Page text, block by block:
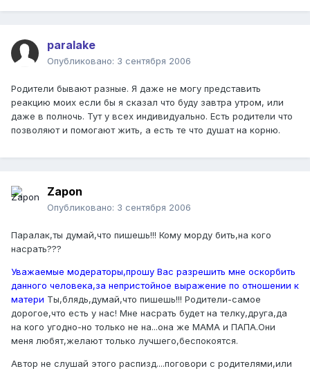
paralake
Опубликовано: 3 сентября 2006
Родители бывают разные. Я даже не могу представить
реакцию моих если бы я сказал что буду завтра утром, или
даже в полночь. Тут у всех индивидуально. Есть родители что
позволяют и помогают жить, а есть те что душат на корню.
Zapon
Опубликовано: 3 сентября 2006
Паралак,ты думай,что пишешь!!! Кому морду бить,на кого
насрать???
Уважаемые модераторы,прошу Вас разрешить мне оскорбить
данного человека,за непристойное выражение по отношении к
матери Ты,блядь,думай,что пишешь!!! Родители-самое
дорогое,что есть у нас! Мне насрать будет на телку,друга,да
на кого угодно-но только не на...она же МАМА и ПАПА.Они
меня любят,желают только лучшего,беспокоятся.
Автор не слушай этого распизд....поговори с родителями,или